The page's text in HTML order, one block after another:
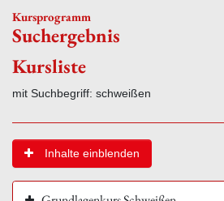
Kursprogramm
Suchergebnis
Kursliste
mit Suchbegriff: schweißen
Inhalte einblenden